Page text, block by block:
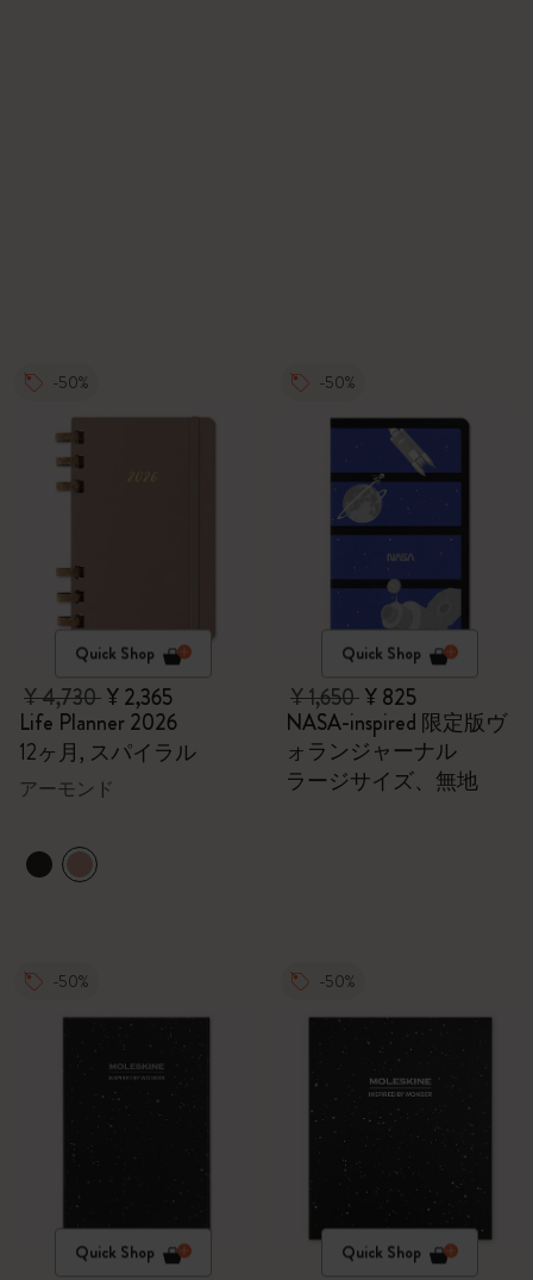
-50%
Quick Shop
¥ 4,730¥ 2,365
Life Planner 2026
12ヶ月, スパイラル
アーモンド
-50%
Quick Shop
¥ 1,650¥ 825
NASA-inspired 限定版ヴ
ォランジャーナル
ラージサイズ、無地
-50%
Quick Shop
-50%
Quick Shop